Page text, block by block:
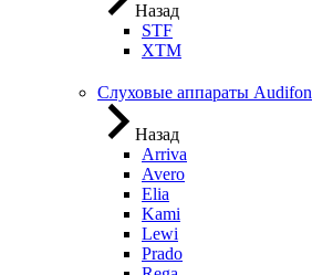
Назад
STF
XTM
Слуховые аппараты Audifon
Назад
Arriva
Avero
Elia
Kami
Lewi
Prado